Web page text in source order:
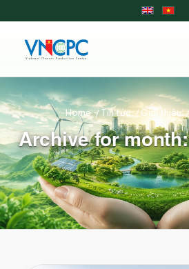
Archive for
Home / Tin tức /Giới thiệu